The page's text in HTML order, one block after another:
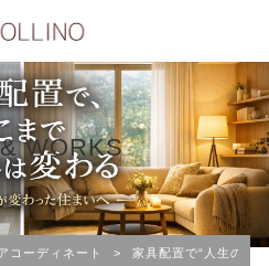
WORKS
コーディネート > 家具配置で“人生の質